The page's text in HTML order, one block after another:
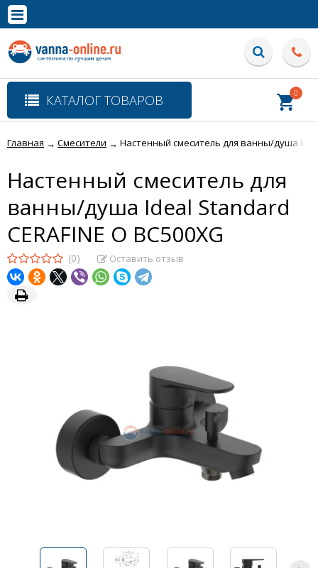
Полная версия сайта
КАТАЛОГ ТОВАРОВ 0
Главная → Смесители → Настенный смеситель для ванны/душа Ideal
Настенный смеситель для
ванны/душа Ideal Standard
CERAFINE O BC500XG
(0) Оставить отзыв